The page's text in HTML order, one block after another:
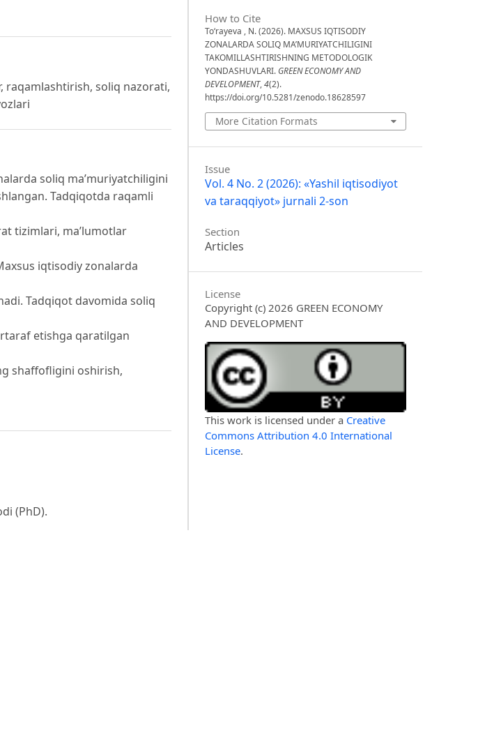
raqamlashtirish, soliq nazorati,
soliq ma’muriyatchiligini
Tadqiqotda raqamli
tizimlari, ma’lumotlar
iqtisodiy zonalarda
Tadqiqot davomida soliq
etishga qaratilgan
shaffofligini oshirish,
(PhD).
How to Cite
To‘rayeva , N. (2026). MAXSUS IQTISODIY
ZONALARDA SOLIQ MA’MURIYATCHILIGINI
TAKOMILLASHTIRISHNING METODOLOGIK
YONDASHUVLARI. GREEN ECONOMY AND
DEVELOPMENT,4(2).
https://doi.org/10.5281/zenodo.18628597
More Citation Formats
Issue
Vol. 4 No. 2 (2026): «Yashil iqtisodiyot
va taraqqiyot» jurnali 2-son
Section
Articles
License
Copyright (c) 2026 GREEN ECONOMY
AND DEVELOPMENT
This work is licensed under a Creative
Commons Attribution 4.0 International
License.